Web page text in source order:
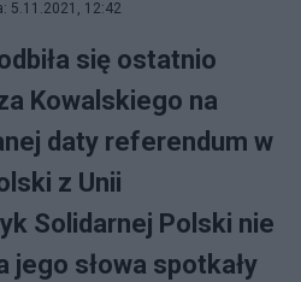
5.11.2021, 12:42
się ostatnio
Kowalskiego na
daty referendum w
z Unii
Solidarnej Polski nie
jego słowa spotkały